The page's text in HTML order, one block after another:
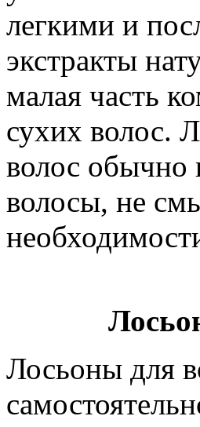
легкими и
экстракты
малая часть
сухих волос.
волос обычно
волосы, не
Лосьоны для